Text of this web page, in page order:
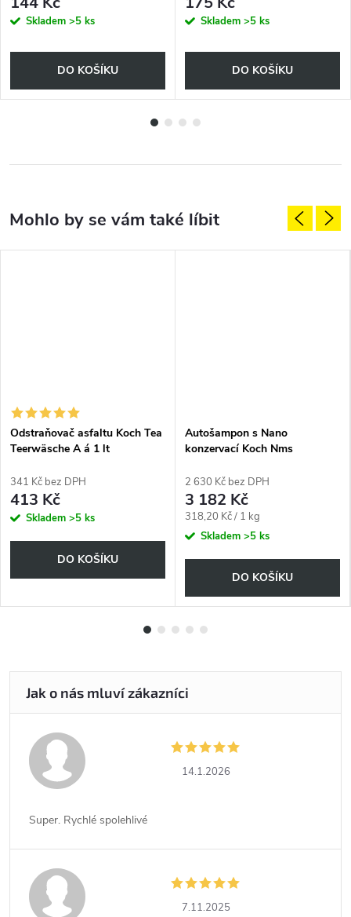
Skladem >5 ks
DO KOŠÍKU
Skladem >5 ks
DO KOŠÍKU
Odstraňovač asfaltu Koch Tea
Teerwäsche A á 1 lt
341 Kč bez DPH
413 Kč
Skladem >5 ks
DO KOŠÍKU
Autošampon s Nano
konzervací Koch Nms
pro matné
2 630 Kč bez DPH
3 182 Kč
Měrná
cena:
318,20 Kč / 1 kg
Skladem >5 ks
DO KOŠÍKU
14.1.2026
Super. Rychlé spolehlivé
7.11.2025